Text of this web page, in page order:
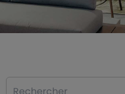
Rechercher